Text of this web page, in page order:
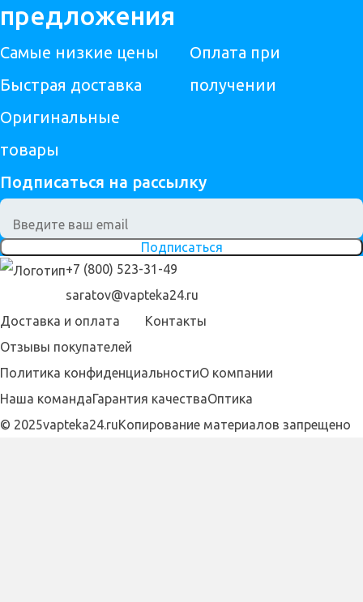
предложения
Самые низкие цены
Быстрая доставка
Оригинальные
товары
Оплата при
получении
Подписаться на рассылку
Подписаться
+7 (800) 523-31-49
saratov@vapteka24.ru
Доставка и оплата
Отзывы покупателей
Контакты
Политика конфиденциальностиО компании
Наша командаГарантия качестваОптика
© 2025vapteka24.ruКопирование материалов запрещено